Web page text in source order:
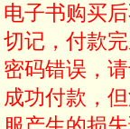
电子书购买
切记，付款
密码错误，
成功付款，